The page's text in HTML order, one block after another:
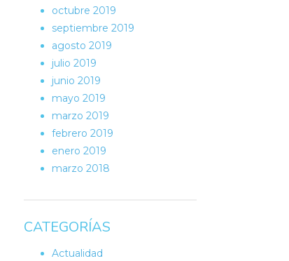
octubre 2019
septiembre 2019
agosto 2019
julio 2019
junio 2019
mayo 2019
marzo 2019
febrero 2019
enero 2019
marzo 2018
CATEGORÍAS
Actualidad